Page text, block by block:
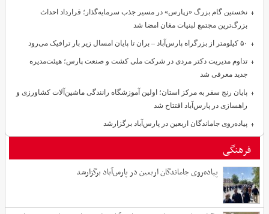
نخستین گام بزرگ «زپارس» در مسیر جذب سرمایه‌گذار؛ قرارداد احداث
بزرگ‌ترین مجتمع لبنیات مغان امضا شد
۵۰ کیلومتر از بزرگراه پارس‌آباد – بران تا پایان امسال زیر بار ترافیک می‌رود
تداوم مدیریت دکتر مردی در شرکت ملی کشت و صنعت پارس؛ هیئت‌مدیره
جدید معرفی شد
پایان رنج سفر به مرکز استان؛ اولین آموزشگاه رانندگی ماشین‌آلات کشاورزی و
راهسازی در پارس‌آباد افتتاح شد
پیاده‌روی جاماندگان اربعین در پارس‌آباد برگزارشد
فرهنگی
پیاده‌روی جاماندگان اربعین در پارس‌آباد برگزارشد